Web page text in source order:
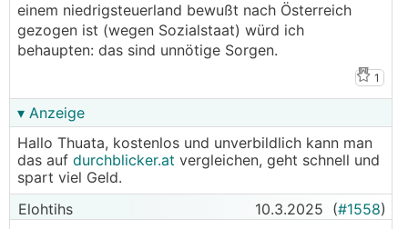
Wenn die USA BTC steuerfrei machen sollten und
die Einkommenssteuer komplett wegfällt, wie
von Trump versprochen, wird es lustig. Europa
erfahren und Dubai wird sich ein anderes
Geschäftsmodell suchen müssen.
einem niedrigsteuerland bewußt nach Österreich
gezogen ist (wegen Sozialstaat) würd ich
behaupten: das sind unnötige Sorgen.
1
▾ Anzeige
Hallo Thuata, kostenlos und unverbildlich kann man
das auf durchblicker.at vergleichen, geht schnell und
spart viel Geld.
Elohtihs
10.3.2025 (#1558)